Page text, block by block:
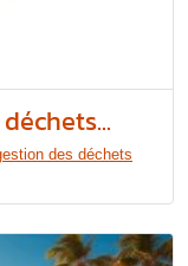
des déchets